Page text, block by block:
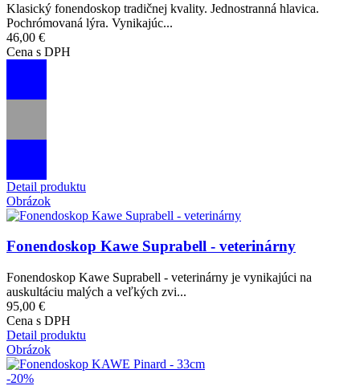
Klasický fonendoskop tradičnej kvality. Jednostranná hlavica.
Pochrómovaná lýra. Vynikajúc...
46,00 €
Cena s DPH
Detail produktu
Obrázok
Fonendoskop Kawe Suprabell - veterinárny
Fonendoskop Kawe Suprabell - veterinárny je vynikajúci na
auskultáciu malých a veľkých zvi...
95,00 €
Cena s DPH
Detail produktu
Obrázok
-20%